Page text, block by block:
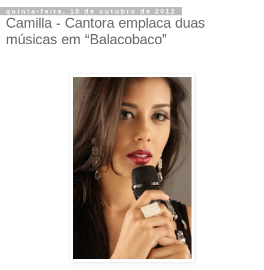
quinta-feira, 18 de outubro de 2012
Camilla - Cantora emplaca duas
músicas em “Balacobaco”